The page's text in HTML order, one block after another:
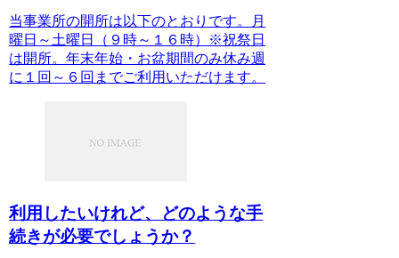
当事業所の開所は以下のとおりです。月
曜日～土曜日（９時～１６時）※祝祭日
は開所。年末年始・お盆期間のみ休み週
に１回～６回までご利用いただけます。
利用したいけれど、どのような手
続きが必要でしょうか？